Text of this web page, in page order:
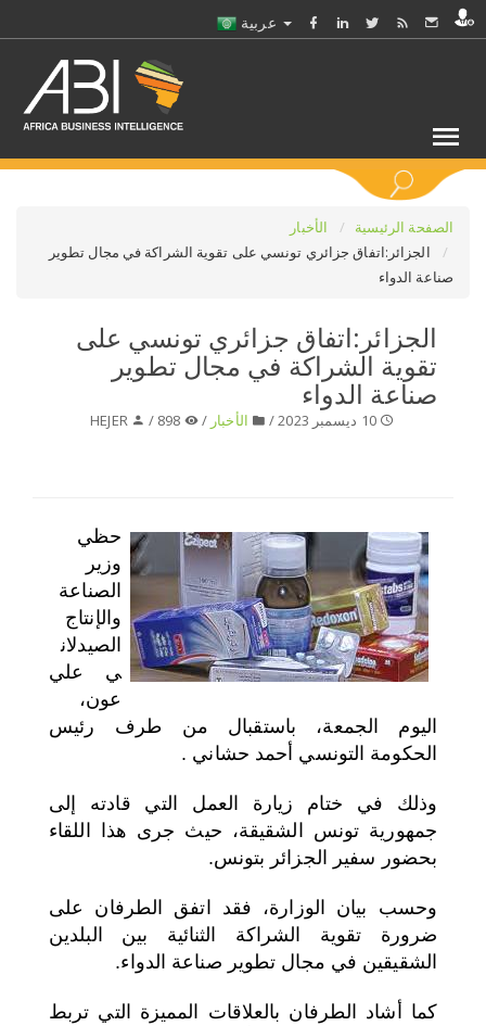
حدد ملفا
الصفحة الرئيسية
الأخبار
الجزائر:اتفاق جزائري تونسي على تقوية الشراكة في مجال تطوير
صناعة الدواء
الجزائر:اتفاق جزائري تونسي على
تقوية الشراكة في مجال تطوير
صناعة الدواء
10 ديسمبر 2023 / الأخبار /
HEJER
حظي
وزير
الصناعة
والإنتاج
الصيدلان
ي علي
عون،
اليوم الجمعة، باستقبال من طرف رئيس
الحكومة التونسي أحمد حشاني .
وذلك في ختام زيارة العمل التي قادته إلى
جمهورية تونس الشقيقة، حيث جرى هذا اللقاء
بحضور سفير الجزائر بتونس.
وحسب بيان الوزارة، فقد اتفق الطرفان على
ضرورة تقوية الشراكة الثنائية بين البلدين
الشقيقين في مجال تطوير صناعة الدواء.
كما أشاد الطرفان بالعلاقات المميزة التي تربط